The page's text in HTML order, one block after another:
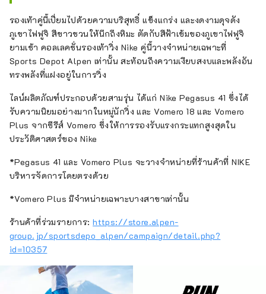
รองเท้าคู่นี้เปี่ยมไปด้วยความบริสุทธิ์ แข็งแกร่ง และงดงามดุจดัง
ภูเขาไฟฟูจิ สีขาวชวนให้นึกถึงหิมะ ตัดกับสีฟ้าเข้มของภูเขาไฟฟูจิ
ยามเช้า คอลเลคชั่นรองเท้าวิ่ง Nike คู่นี้วางจำหน่ายเฉพาะที่
Sports Depot Alpen เท่านั้น สะท้อนถึงความเงียบสงบและพลังอัน
ทรงพลังที่แฝงอยู่ในการวิ่ง
ไลน์ผลิตภัณฑ์ประกอบด้วยสามรุ่น ได้แก่ Nike Pegasus 41 ซึ่งได้
รับความนิยมอย่างมากในหมู่นักวิ่ง และ Vomero 18 และ Vomero
Plus จากซีรีส์ Vomero ซึ่งให้การรองรับแรงกระแทกสูงสุดใน
ประวัติศาสตร์ของ Nike
*Pegasus 41 และ Vomero Plus จะวางจำหน่ายที่ร้านค้าที่ NIKE
บริหารจัดการโดยตรงด้วย
*Vomero Plus มีจำหน่ายเฉพาะบางสาขาเท่านั้น
ร้านค้าที่ร่วมรายการ:https://store.alpen-
group.jp/sportsdepo_alpen/campaign/detail.php?
id=10357